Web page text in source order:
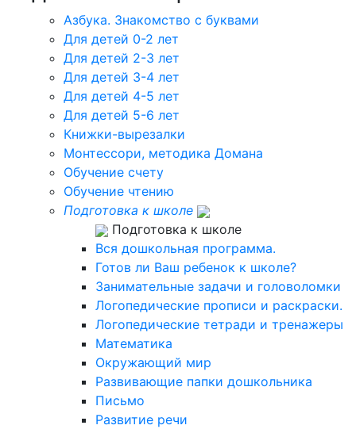
Азбука. Знакомство с буквами
Для детей 0-2 лет
Для детей 2-3 лет
Для детей 3-4 лет
Для детей 4-5 лет
Для детей 5-6 лет
Книжки-вырезалки
Монтессори, методика Домана
Обучение счету
Обучение чтению
Подготовка к школе
Подготовка к школе
Вся дошкольная программа.
Готов ли Ваш ребенок к школе?
Занимательные задачи и головоломки
Логопедические прописи и раскраски.
Логопедические тетради и тренажеры
Математика
Окружающий мир
Развивающие папки дошкольника
Письмо
Развитие речи